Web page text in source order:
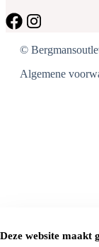
Deze website maakt
©
Algemene